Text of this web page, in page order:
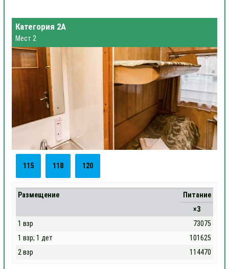
Категория 2А
Мест 2
115 118 120
Размещение
Питание
×3
1 взр
73075
1 взр; 1 дет
101625
2 взр
114470